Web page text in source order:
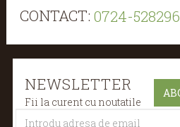
CONTACT: 0724-528296
NEWSLETTER
Fii la curent cu noutatile